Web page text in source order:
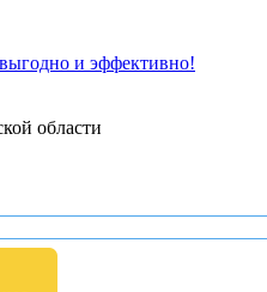
и эффективно!
области